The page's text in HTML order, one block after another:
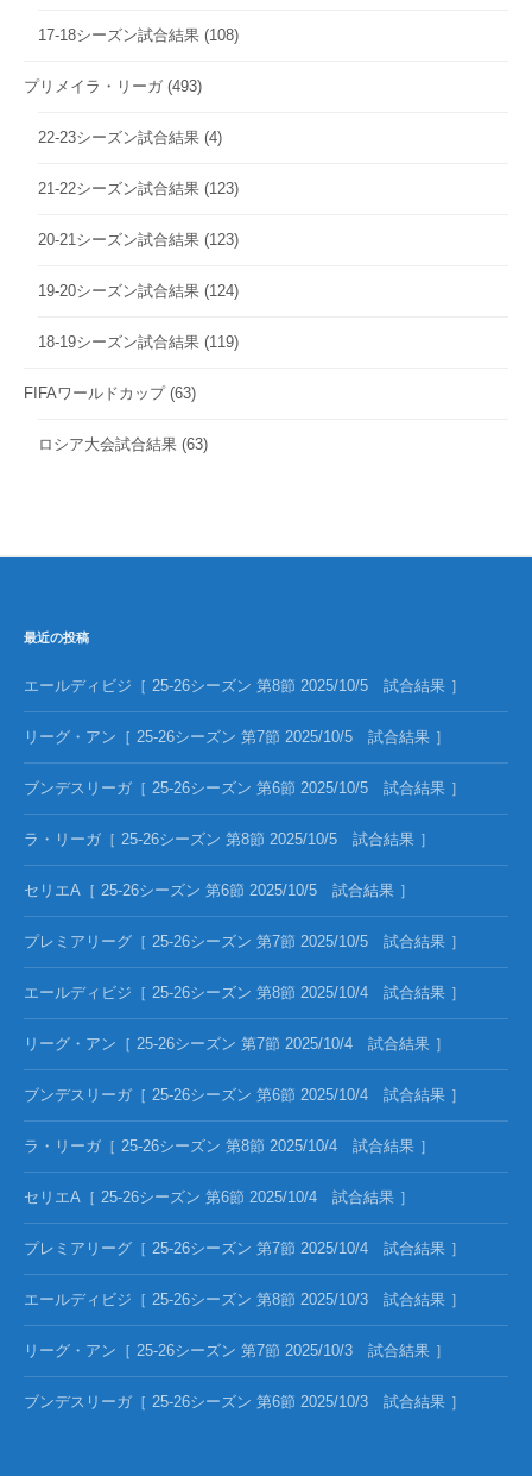
17-18シーズン試合結果 (108)
プリメイラ・リーガ (493)
22-23シーズン試合結果 (4)
21-22シーズン試合結果 (123)
20-21シーズン試合結果 (123)
19-20シーズン試合結果 (124)
18-19シーズン試合結果 (119)
FIFAワールドカップ(63)
ロシア大会試合結果 (63)
最近の投稿
エールディビジ［ 25-26シーズン 第8節 2025/10/5 試合結果 ］
リーグ・アン［ 25-26シーズン 第7節 2025/10/5 試合結果 ］
ブンデスリーガ［ 25-26シーズン 第6節 2025/10/5 試合結果 ］
ラ・リーガ［ 25-26シーズン 第8節 2025/10/5 試合結果 ］
セリエA［ 25-26シーズン 第6節 2025/10/5 試合結果 ］
プレミアリーグ［ 25-26シーズン 第7節 2025/10/5 試合結果 ］
エールディビジ［ 25-26シーズン 第8節 2025/10/4 試合結果 ］
リーグ・アン［ 25-26シーズン 第7節 2025/10/4 試合結果 ］
ブンデスリーガ［ 25-26シーズン 第6節 2025/10/4 試合結果 ］
ラ・リーガ［ 25-26シーズン 第8節 2025/10/4 試合結果 ］
セリエA［ 25-26シーズン 第6節 2025/10/4 試合結果 ］
プレミアリーグ［ 25-26シーズン 第7節 2025/10/4 試合結果 ］
エールディビジ［ 25-26シーズン 第8節 2025/10/3 試合結果 ］
リーグ・アン［ 25-26シーズン 第7節 2025/10/3 試合結果 ］
ブンデスリーガ［ 25-26シーズン 第6節 2025/10/3 試合結果 ］